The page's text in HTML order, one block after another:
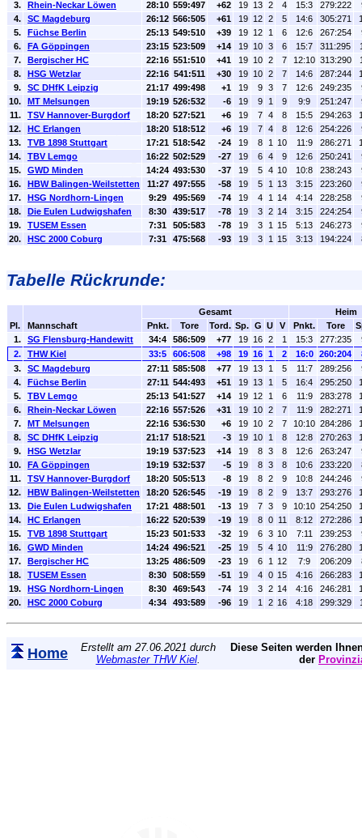
3. Rhein-Neckar Löwen 28:10 559:497 +62 19 13 2 4 15:3 279:222
4.
SC Magdeburg 26:12 566:505 +61 19 12 2 5 14:6 305:271
5.
Füchse Berlin 25:13 549:510 +39 19 12 1 6 12:6 267:254
6.
FA Göppingen 23:15 523:509 +14 19 10 3 6 15:7 311:295
7.
Bergischer HC 22:16 551:510 +41 19 10 2 7 12:10 313:290
8.
HSG Wetzlar 22:16 541:511 +30 19 10 2 7 14:6 287:244
9.
SC DHfK Leipzig 21:17 499:498 +1 19 9 3 7 12:6 249:235
10.
MT Melsungen 19:19 526:532 -6 19 9 1 9 9:9 251:247
11.
TSV Hannover-Burgdorf 18:20 527:521 +6 19 7 4 8 15:5 294:263
12.
HC Erlangen 18:20 518:512 +6 19 7 4 8 12:6 254:226
13.
TVB 1898 Stuttgart 17:21 518:542 -24 19 8 1 10 11:9 286:271
14.
TBV Lemgo 16:22 502:529 -27 19 6 4 9 12:6 250:241
15.
GWD Minden 14:24 493:530 -37 19 5 4 10 10:8 238:243
16.
HBW Balingen-Weilstetten 11:27 497:555 -58 19 5 1 13 3:15 223:260
17.
HSG Nordhorn-Lingen 9:29 495:569 -74 19 4 1 14 4:14 228:258
18.
Die Eulen Ludwigshafen 8:30 439:517 -78 19 3 2 14 3:15 224:254
19.
TUSEM Essen 7:31 505:583 -78 19 3 1 15 5:13 246:273
20.
HSC 2000 Coburg 7:31 475:568 -93 19 3 1 15 3:13 194:224
Tabelle Rückrunde:
Pl. Mannschaft
Gesamt
Heim
Pnkt.
Tore Tord. Sp. G U V Pnkt. Tore
1.
SG Flensburg-Handewitt 34:4 586:509 +77 19 16 2 1 15:3 277:235
2.
THW Kiel 33:5 606:508 +98 19 16 1 2 16:0 260:204
3.
SC Magdeburg 27:11 585:508 +77 19 13 1 5 11:7 289:256
4.
Füchse Berlin 27:11 544:493 +51 19 13 1 5 16:4 295:250
5.
TBV Lemgo 25:13 541:527 +14 19 12 1 6 11:9 283:278
6.
Rhein-Neckar Löwen 22:16 557:526 +31 19 10 2 7 11:9 282:271
7.
MT Melsungen 22:16 536:530 +6 19 10 2 7 10:10 284:286
8.
SC DHfK Leipzig 21:17 518:521 -3 19 10 1 8 12:8 270:263
9.
HSG Wetzlar 19:19 537:523 +14 19 8 3 8 12:6 263:247
10.
FA Göppingen 19:19 532:537 -5 19 8 3 8 10:6 233:220
11.
TSV Hannover-Burgdorf 18:20 505:513 -8 19 8 2 9 10:8 244:246
12.
HBW Balingen-Weilstetten 18:20 526:545 -19 19 8 2 9 13:7 293:276
13.
Die Eulen Ludwigshafen 17:21 488:501 -13 19 7 3 9 10:10 254:250
14.
HC Erlangen 16:22 520:539 -19 19 8 0 11 8:12 272:286
15.
TVB 1898 Stuttgart 15:23 501:533 -32 19 6 3 10 7:11 239:253
16.
GWD Minden 14:24 496:521 -25 19 5 4 10 11:9 276:280
17.
Bergischer HC 13:25 486:509 -23 19 6 1 12 7:9 206:209
18.
TUSEM Essen 8:30 508:559 -51 19 4 0 15 4:16 266:283
19.
HSG Nordhorn-Lingen 8:30 469:543 -74 19 3 2 14 4:16 246:281
20.
HSC 2000 Coburg 4:34 493:589 -96 19 1 2 16 4:18 299:329
Home
Erstellt am 27.06.2021 durch
Webmaster THW Kiel.
Diese Seiten werden
der